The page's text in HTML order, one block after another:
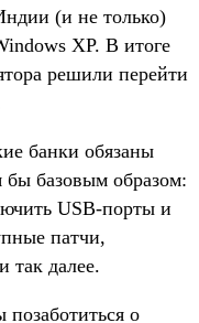
(и не только)
XP. В итоге
решили перейти
банки обязаны
бы базовым образом:
USB-порты и
патчи,
так далее.
о